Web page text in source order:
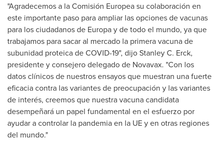
"Agradecemos a la Comisión Europea su colaboración en
este importante paso para ampliar las opciones de vacunas
para los ciudadanos de Europa y de todo el mundo, ya que
trabajamos para sacar al mercado la primera vacuna de
subunidad proteica de COVID-19", dijoStanley C. Erck,
presidente y consejero delegado de Novavax. "Con los
datos clínicos de nuestros ensayos que muestran una fuerte
eficacia contra las variantes de preocupación y las variantes
de interés, creemos que nuestra vacuna candidata
desempeñará un papel fundamental en el esfuerzo por
ayudar a controlar la pandemia en la UE y en otras regiones
del mundo."